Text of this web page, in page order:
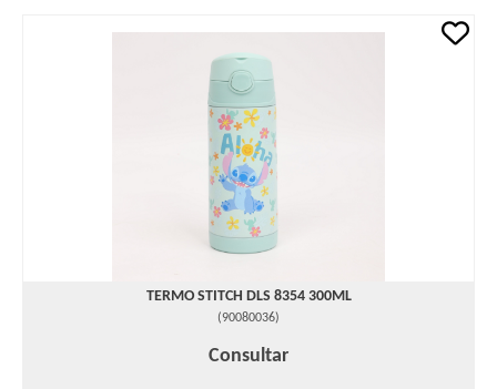
TERMO STITCH DLS 8354 300ML
(90080036)
Consultar